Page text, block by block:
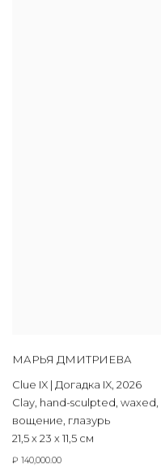
МАРЬЯ ДМИТРИЕВА
Clue IX | Догадка IX, 2026
Clay, hand-sculpted, waxed,
вощение, глазурь
21,5 х 23 х 11,5 см
₽ 140,000.00